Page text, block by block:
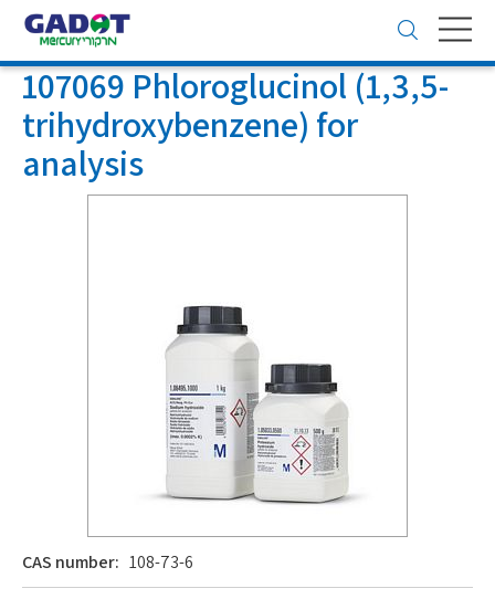
Toggle
navigation
107069 Phloroglucinol (1,3,5-
trihydroxybenzene) for
analysis
CAS number: 108-73-6